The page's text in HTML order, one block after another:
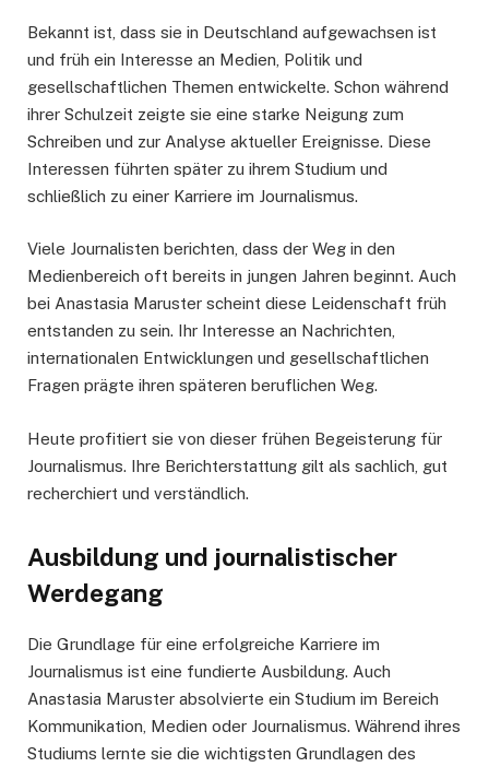
Bekannt ist, dass sie in Deutschland aufgewachsen ist
und früh ein Interesse an Medien, Politik und
gesellschaftlichen Themen entwickelte. Schon während
ihrer Schulzeit zeigte sie eine starke Neigung zum
Schreiben und zur Analyse aktueller Ereignisse. Diese
Interessen führten später zu ihrem Studium und
schließlich zu einer Karriere im Journalismus.
Viele Journalisten berichten, dass der Weg in den
Medienbereich oft bereits in jungen Jahren beginnt. Auch
bei Anastasia Maruster scheint diese Leidenschaft früh
entstanden zu sein. Ihr Interesse an Nachrichten,
internationalen Entwicklungen und gesellschaftlichen
Fragen prägte ihren späteren beruflichen Weg.
Heute profitiert sie von dieser frühen Begeisterung für
Journalismus. Ihre Berichterstattung gilt als sachlich, gut
recherchiert und verständlich.
Ausbildung und journalistischer
Werdegang
Die Grundlage für eine erfolgreiche Karriere im
Journalismus ist eine fundierte Ausbildung. Auch
Anastasia Maruster absolvierte ein Studium im Bereich
Kommunikation, Medien oder Journalismus. Während ihres
Studiums lernte sie die wichtigsten Grundlagen des